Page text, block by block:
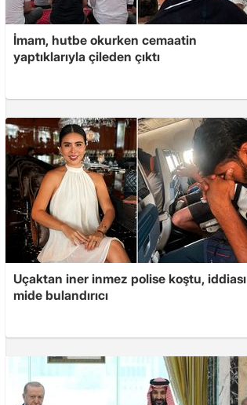
İmam, hutbe okurken cemaatin
yaptıklarıyla çileden çıktı
Uçaktan iner inmez polise koştu, iddiası
mide bulandırıcı